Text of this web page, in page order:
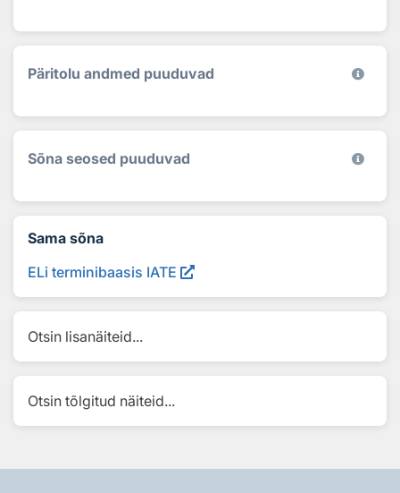
Päritolu andmed puuduvad
Sõna seosed puuduvad
Sama sõna
ELi terminibaasis IATE
Otsin lisanäiteid...
Otsin tõlgitud näiteid...